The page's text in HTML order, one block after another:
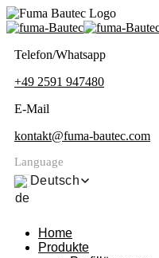
Telefon/Whatsapp
+49 2591 947480
E-Mail
kontakt@fuma-bautec.com
Language
Deutsch
Home
Produkte